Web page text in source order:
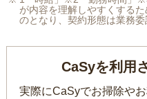
が内容を理解しやすくする
のとなり、契約形態は業務委
CaSyを利用
実際にCaSyでお掃除や